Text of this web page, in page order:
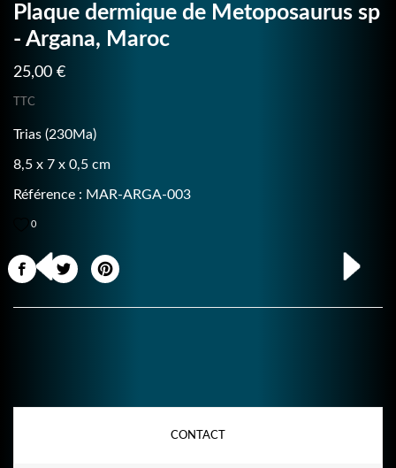
Plaque dermique de Metoposaurus sp
- Argana, Maroc
25,00 €
TTC
Trias (230Ma)
8,5 x 7 x 0,5 cm
Référence : MAR-ARGA-003
0
CONTACT